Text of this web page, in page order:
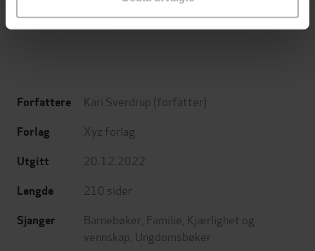
Forfattere Kari Sverdrup (forfatter)
Forlag Xyz forlag
Utgitt 20.12.2022
Lengde 210 sider
Sjanger Barnebøker Familie Kjærlighet og
vennskap Ungdomsbøker